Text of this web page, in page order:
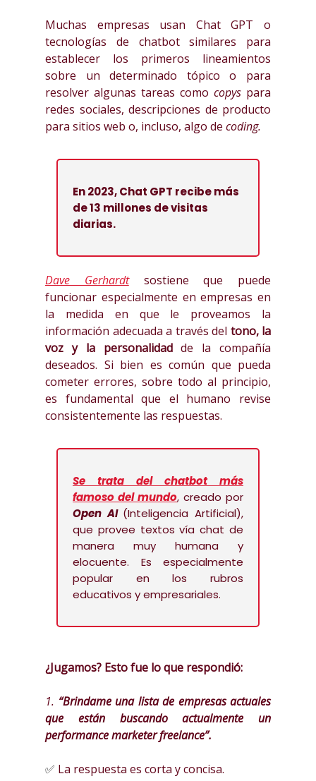
Muchas empresas usan Chat GPT o
tecnologías de chatbot similares para
establecer los primeros lineamientos
sobre un determinado tópico o para
resolver algunas tareas como copys para
redes sociales, descripciones de producto
para sitios web o, incluso, algo de coding.
En 2023, Chat GPT recibe más
de 13 millones de visitas
diarias.
Dave Gerhardtsostiene que puede
funcionar especialmente en empresas en
la medida en que le proveamos la
información adecuada a través del tono, la
voz y la personalidadde la compañía
deseados. Si bien es común que pueda
cometer errores, sobre todo al principio,
es fundamental que el humano revise
consistentemente las respuestas.
Se trata del chatbot más
famoso del mundo, creado por
Open AI (Inteligencia Artificial),
que provee textos vía chat de
manera muy humana y
elocuente. Es especialmente
popular en los rubros
educativos y empresariales.
¿Jugamos? Esto fue lo que respondió:
1. “Brindame una lista de empresas actuales
que están buscando actualmente un
performance marketer freelance”.
✅ La respuesta es corta y concisa.